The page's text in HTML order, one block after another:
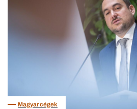
Magyar cégek